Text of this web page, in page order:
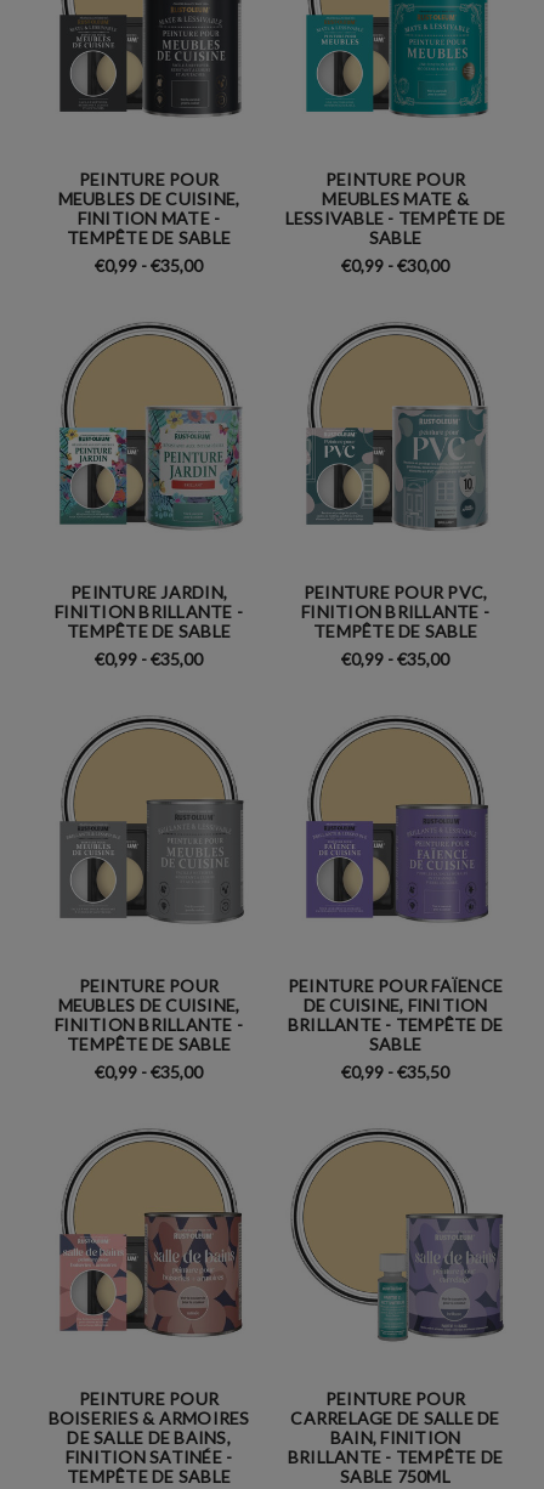
PEINTURE POUR
MEUBLES DE CUISINE,
FINITION MATE -
TEMPÊTE DE SABLE
€0,99 - €35,00
PEINTURE POUR
MEUBLES MATE &
LESSIVABLE - TEMPÊTE DE
SABLE
€0,99 - €30,00
PEINTURE JARDIN,
FINITION BRILLANTE -
TEMPÊTE DE SABLE
€0,99 - €35,00
PEINTURE POUR PVC,
FINITION BRILLANTE -
TEMPÊTE DE SABLE
€0,99 - €35,00
PEINTURE POUR
MEUBLES DE CUISINE,
FINITION BRILLANTE -
TEMPÊTE DE SABLE
€0,99 - €35,00
PEINTURE POUR FAÏENCE
DE CUISINE, FINITION
BRILLANTE - TEMPÊTE DE
SABLE
€0,99 - €35,50
PEINTURE POUR
BOISERIES & ARMOIRES
DE SALLE DE BAINS,
FINITION SATINÉE -
TEMPÊTE DE SABLE
PEINTURE POUR
CARRELAGE DE SALLE DE
BAIN, FINITION
BRILLANTE - TEMPÊTE DE
SABLE 750ML